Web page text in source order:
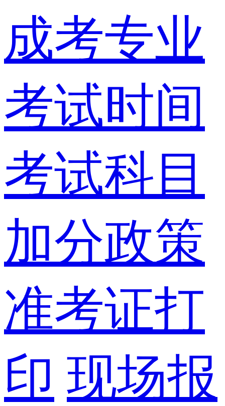
成考专业
考试时间
考试科目
加分政策
准考证打
印 现场报